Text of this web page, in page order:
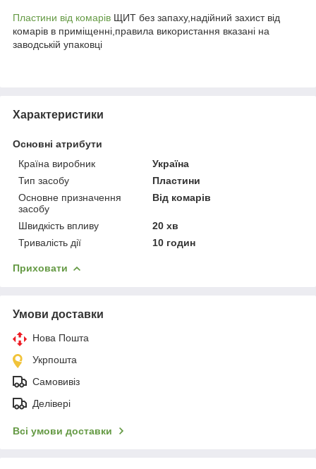
Пластини від комарів ЩИТ без запаху,надійний захист від
комарів в приміщенні,правила використання вказані на
заводській упаковці
Характеристики
Основні атрибути
Країна виробник
Україна
Тип засобу
Пластини
Основне призначення
засобу
Від комарів
Швидкість впливу
20 хв
Тривалість дії
10 годин
Приховати
Умови доставки
Нова Пошта
Укрпошта
Самовивіз
Делівері
Всі умови доставки